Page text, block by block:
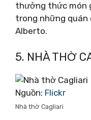
thưởng thức món
trong những quán
Alberto.
5. NHÀ THỜ
Nguồn: Flickr
Nhà thờ Cagliari